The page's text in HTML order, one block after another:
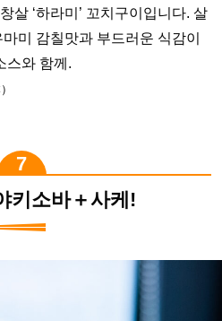
살 ‘하라미’ 꼬치구이입니다. 살
미 감칠맛과 부드러운 식감이
스와 함께.
키소바＋사케!